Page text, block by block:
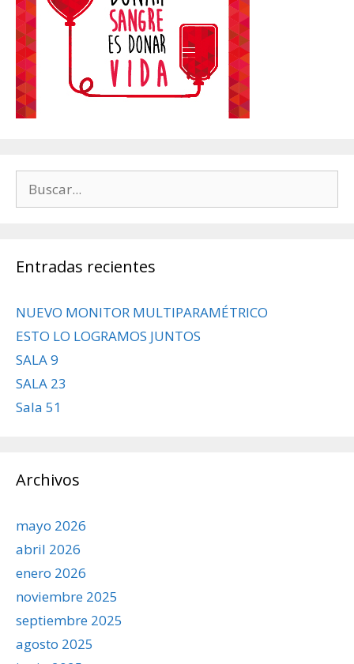
Entradas recientes
NUEVO MONITOR MULTIPARAMÉTRICO
ESTO LO LOGRAMOS JUNTOS
SALA 9
SALA 23
Sala 51
Archivos
mayo 2026
abril 2026
enero 2026
noviembre 2025
septiembre 2025
agosto 2025